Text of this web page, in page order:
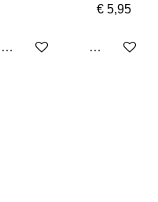
Uitverkocht
€ 5,95
Uitverkocht